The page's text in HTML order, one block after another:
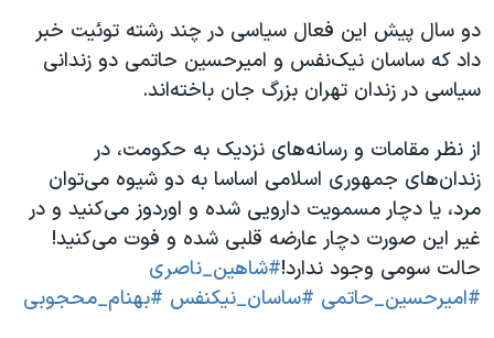
دو سال پیش این فعال سیاسی در چند رشته توئیت خبر
داد که ساسان نیک‌نفس و امیرحسین حاتمی دو زندانی
سیاسی در زندان تهران بزرگ جان باخته‌اند.
از نظر مقامات و رسانه‌های نزدیک به حکومت، در
زندان‌های جمهوری اسلامی اساسا به دو شیوه می‌توان
مرد، یا دچار مسمویت دارویی شده و اوردوز می‌کنید و در
غیر این صورت دچار عارضه قلبی شده و فوت می‌کنید!
حالت سومی وجود ندارد!#شاهین_ناصری
#امیرحسین_حاتمی #ساسان_نیکنفس #بهنام_محجوبی